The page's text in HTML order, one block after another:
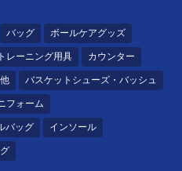
バッグ ボールケアグッズ
トレーニング用具 カウンター
バスケットシューズ・バッシュ
フォーム
バッグ インソール